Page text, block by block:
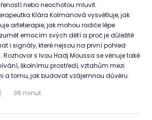
nebo neochotou mluvit.
Klára Kolmanová vysvětluje, jak
arteterapie, jak mohou rodiče lépe
emocím svých dětí a proč je důležité
i signály, které nejsou na první pohled
Rozhovor s Ivou Hadj Moussa se věnuje také
školnímu prostředí, vztahům mezi
a tomu, jak budovat vzájemnou důvěru.
36 minut